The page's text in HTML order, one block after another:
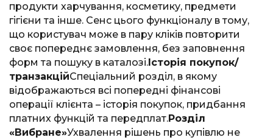
продукти харчування, косметику, предмети
гігієни та інше. Сенс цього функціоналу в тому,
що користувач може в пару кліків повторити
своє попереднє замовлення, без заповнення
форм та пошуку в каталозі. Історія покупок/
транзакційСпеціальний розділ, в якому
відображаються всі попередні фінансові
операції клієнта – історія покупок, придбання
платних функцій та передплат.Розділ
«Вибране»Ухвалення рішень про купівлю не